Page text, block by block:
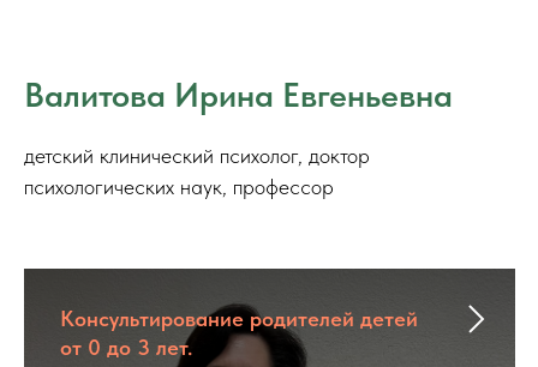
Валитова Ирина Евгеньевна
детский клинический психолог, доктор
психологических наук, профессор
Консультирование родителей детей
от 0 до 3 лет.